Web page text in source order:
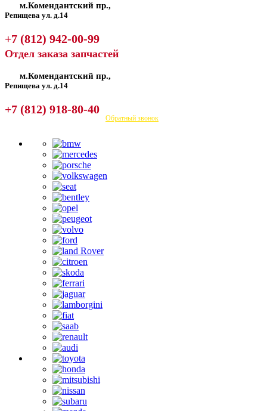
м.Комендантский пр.,
Репищева ул. д.14
+7 (812) 942-00-99
Отдел заказа запчастей
м.Комендантский пр.,
Репищева ул. д.14
+7 (812) 918-80-40
Посмотреть на карте Обратный звонок